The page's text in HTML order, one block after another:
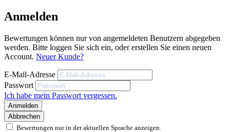
prüfen.
Anmelden
Bewertungen können nur von angemeldeten Benutzern abgegeben
werden. Bitte loggen Sie sich ein, oder erstellen Sie einen neuen
Account. Neuer Kunde?
E-Mail-Adresse
Passwort
Ich habe mein Passwort vergessen.
Anmelden
Abbrechen
Bewertungen nur in der aktuellen Sprache anzeigen.